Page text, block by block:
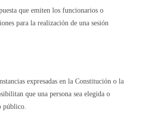
que emiten los funcionarios o
para la realización de una sesión
expresadas en la Constitución o la
que una persona sea elegida o
público.